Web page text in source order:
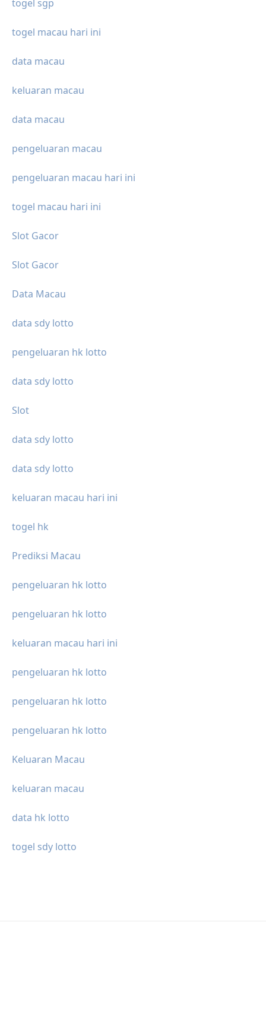
togel sgp
togel macau hari ini
data macau
keluaran macau
data macau
pengeluaran macau
pengeluaran macau hari ini
togel macau hari ini
Slot Gacor
Slot Gacor
Data Macau
data sdy lotto
pengeluaran hk lotto
data sdy lotto
Slot
data sdy lotto
data sdy lotto
keluaran macau hari ini
togel hk
Prediksi Macau
pengeluaran hk lotto
pengeluaran hk lotto
keluaran macau hari ini
pengeluaran hk lotto
pengeluaran hk lotto
pengeluaran hk lotto
Keluaran Macau
keluaran macau
data hk lotto
togel sdy lotto